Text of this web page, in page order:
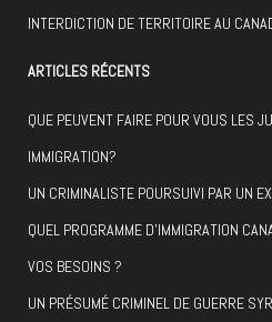
INTERDICTION DE TERRITOIRE AU
ARTICLES RÉCENTS
QUE PEUVENT FAIRE POUR VOUS LES
IMMIGRATION?
UN CRIMINALISTE POURSUIVI PAR UN
QUEL PROGRAMME D’IMMIGRATION
VOS BESOINS ?
UN PRÉSUMÉ CRIMINEL DE GUERRE